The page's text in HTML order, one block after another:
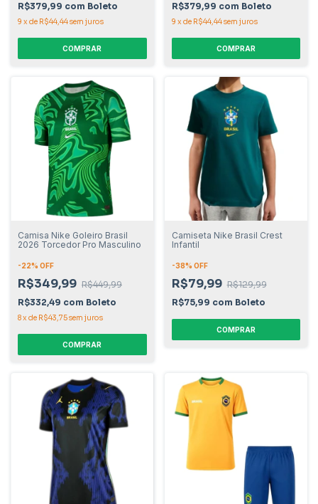
R$379,99 com Boleto
9 x de R$44,44sem juros
COMPRAR
R$379,99 com Boleto
9 x de R$44,44sem juros
COMPRAR
Camisa Nike Goleiro Brasil
2026 Torcedor Pro Masculino
-22% OFF
R$349,99 R$449,99
R$332,49 com Boleto
8x de R$43,75sem juros
COMPRAR
Camiseta Nike Brasil Crest
Infantil
-38% OFF
R$79,99 R$129,99
R$75,99 com Boleto
COMPRAR